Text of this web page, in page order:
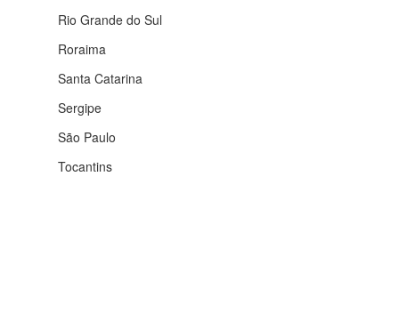
Rio Grande do Sul
Roraima
Santa Catarina
Sergipe
São Paulo
Tocantins